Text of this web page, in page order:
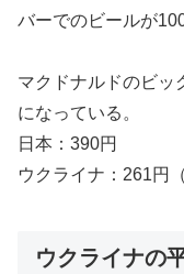
バーでのビールが
マクドナルドのビッ
になっている。
日本：390円
ウクライナ：261円
ウクライナの